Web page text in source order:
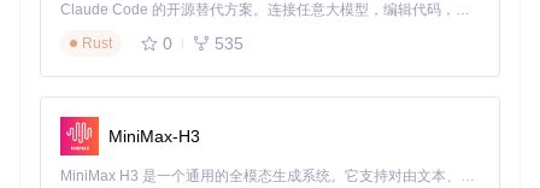
项目特点
轻巧高效：200px宽度的小型设计空间，让你专注于整体
布局。
预设布局：包括3种常见屏幕尺寸的布局，方便快速启动设
计。
Claude Code 的开源替代方案。连接任意大模型，编辑代码，运行命令，自动验证 — 全自动执行。用 Rust 构建，极致性能。 ｜ An open-source alternative to Claude Code. Connect any LLM, edit code, run commands, and verify changes — autonomously. Built in Rust for speed. Get Started
Rust
0 535
MiniMax-H3
MiniMax H3 是一个通用的全模态生成系统。它支持对由文本、图像、视频和音频组成的多模态上下文进行统一理解，并能生成分辨率高达 2K、时长可达 15 秒的带原生立体声音频的视频。得益于面向任务泛化的系统设计，H3 在预训练阶段就已具备广泛的多模态上下文理解与生成能力，能够出色地执行复杂的多模态指令。